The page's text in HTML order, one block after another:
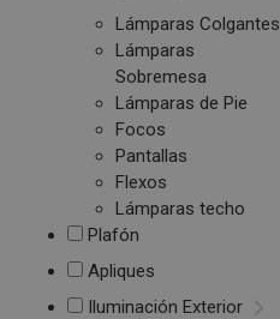
Lámparas Colgantes
Lámparas
Sobremesa
Lámparas de Pie
Focos
Pantallas
Flexos
Lámparas techo
Plafón
Apliques
Iluminación Exterior